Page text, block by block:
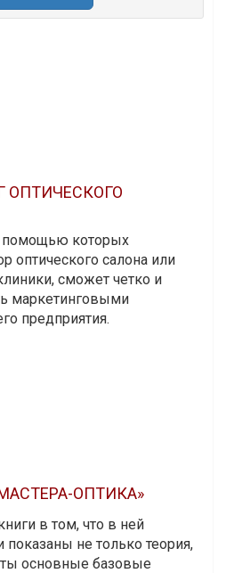
ОПТИЧЕСКОГО
помощью которых
оптического салона или
сможет четко и
маркетинговыми
предприятия.
ОПТИКА»
в том, что в ней
показаны не только теория,
основные базовые